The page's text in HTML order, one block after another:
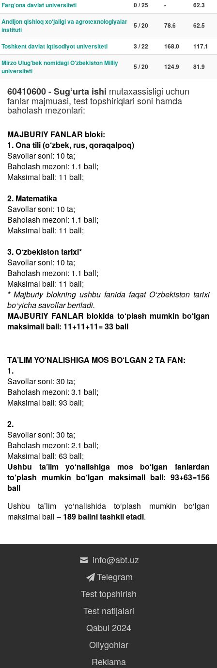
Farg‘ona davlat universiteti
0 / 25 -
62.3
Andijon qishloq xo‘jaligi va agrotexnologiyalar
instituti
5 / 20 78.6 62.5
Toshkent davlat iqtisodiyot universiteti 3 / 22 168.0
117.1
Mirzo Ulug‘bek nomidagi O‘zbekiston Milliy
universiteti
5 / 20 124.9 81.9
60410600 - Sug‘urta ishi mutaxassisligi uchun
fanlar majmuasi, test topshiriqlari soni hamda
baholash mezonlari:
MAJBURIY FANLAR bloki:
1. Ona tili (o‘zbek, rus, qoraqalpoq)
Savollar soni: 10 ta;
Baholash mezoni: 1.1 ball;
Maksimal ball: 11 ball;
2. Matematika
Savollar soni: 10 ta;
Baholash mezoni: 1.1 ball;
Maksimal ball: 11 ball;
3. O‘zbekiston tarixi*
Savollar soni: 10 ta;
Baholash mezoni: 1.1 ball;
Maksimal ball: 11 ball;
* Majburiy blokning ushbu fanida faqat O‘zbekiston tarixi
bo‘yicha savollar beriladi.
MAJBURIY FANLAR blokida to‘plash mumkin bo‘lgan
maksimall ball: 11+11+11= 33 ball
TA’LIM YO‘NALISHIGA MOS BO‘LGAN 2 TA FAN:
1.
Savollar soni: 30 ta;
Baholash mezoni: 3.1 ball;
Maksimal ball: 93 ball;
2.
Savollar soni: 30 ta;
Baholash mezoni: 2.1 ball;
Maksimal ball: 63 ball;
Ushbu ta’lim yo‘nalishiga mos bo‘lgan fanlardan
to‘plash mumkin bo‘lgan maksimall ball: 93+63=156
ball
Ushbu taʼlim yo‘nalishida to‘plash mumkin bo‘lgan
maksimal ball – 189 ballni tashkil etadi.
info@abt.uz
Telegram
Test topshirish
Test natijalari
Qabul 2024
Oliygohlar
Reklama